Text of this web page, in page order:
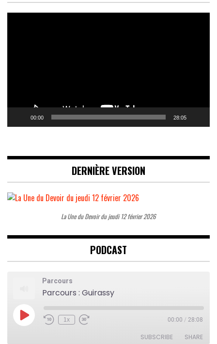
00:00 28:05
DERNIÈRE VERSION
La Une du Devoir du jeudi 12 février 2026
PODCAST
Parcours
Parcours : Guirassy
Play
Episode
Rewind
1x
Fast
00:00 / 28:08
SUBSCRIBE SHARE